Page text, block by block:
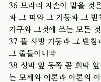
36 므라리 자손이 맡을 것
과 그 띠와 그 기둥과 그 받
기구와 그것에 쓰는 모든
37 뜰 사방 기둥과 그 받침
그 줄들이니라
38 성막 앞 동쪽 곧 회막 앞
는 모세와 아론과 아론의